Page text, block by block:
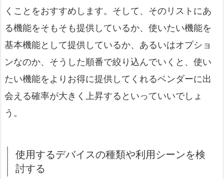
くことをおすすめします。そして、そのリストにあ
る機能をそもそも提供しているか、使いたい機能を
基本機能として提供しているか、あるいはオプショ
ンなのか、そうした順番で絞り込んでいくと、使い
たい機能をよりお得に提供してくれるベンダーに出
会える確率が大きく上昇するといっていいでしょ
う。
使用するデバイスの種類や利用シーンを検
討する